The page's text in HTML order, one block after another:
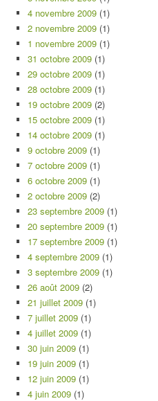
4 novembre 2009 (1)
2 novembre 2009 (1)
1 novembre 2009 (1)
31 octobre 2009 (1)
29 octobre 2009 (1)
28 octobre 2009 (1)
19 octobre 2009 (2)
15 octobre 2009 (1)
14 octobre 2009 (1)
9 octobre 2009 (1)
7 octobre 2009 (1)
6 octobre 2009 (1)
2 octobre 2009 (2)
23 septembre 2009 (1)
20 septembre 2009 (1)
17 septembre 2009 (1)
4 septembre 2009 (1)
3 septembre 2009 (1)
26 août 2009 (2)
21 juillet 2009 (1)
7 juillet 2009 (1)
4 juillet 2009 (1)
30 juin 2009 (1)
19 juin 2009 (1)
12 juin 2009 (1)
4 juin 2009 (1)